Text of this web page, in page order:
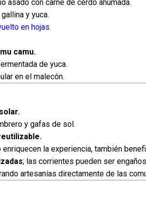
asado con carne de cerdo ahumada.
y yuca.
en hojas.
camu.
de yuca.
en el malecón.
y gafas de sol.
enriquecen la experiencia, también
; las corrientes pueden ser
artesanías directamente de las